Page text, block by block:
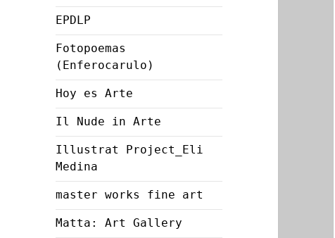
EPDLP
Fotopoemas
(Enferocarulo)
Hoy es Arte
Il Nude in Arte
Illustrat Project_Eli
Medina
master works fine art
Matta: Art Gallery